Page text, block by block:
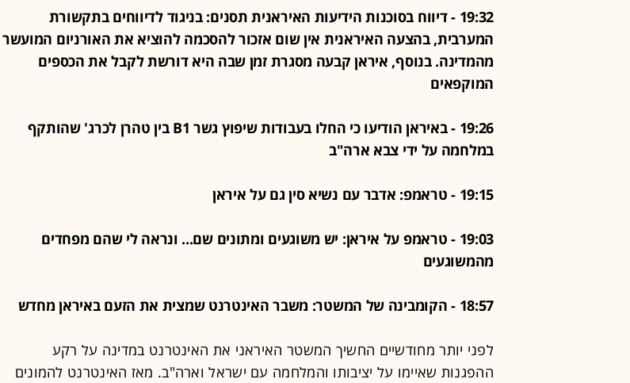
19:32 - דיווח בסוכנות הידיעות האיראנית תסנים: בניגוד לדיווחים בתקשורת
המערבית, בהצעה האיראנית אין שום אזכור להסכמה להוציא את האורניום המועשר
מהמדינה. בנוסף, איראן קבעה מסגרת זמן שבה היא דורשת לקבל את הכספים
המוקפאים
19:26 - באיראן הודיעו כי החלו בעבודות שיפוץ גשר B1 בין טהרן לכרג' שהותקף
במלחמה על ידי צבא ארה"ב
19:15 - טראמפ: אדבר עם נשיא סין גם על איראן
19:03 - טראמפ על איראן: יש משוגעים ומתונים שם... ונראה לי שהם מפחדים
מהמשוגעים
18:57 - הקומבינה של המשטר: משבר האינטרנט שמצית את הזעם באיראן מחדש
לפני יותר מחודשיים החשיך המשטר האיראני את האינטרנט במדינה על רקע
ההפגנות שאיימו על יציבותו והמלחמה עם ישראל וארה"ב. מאז האינטרנט להמונים